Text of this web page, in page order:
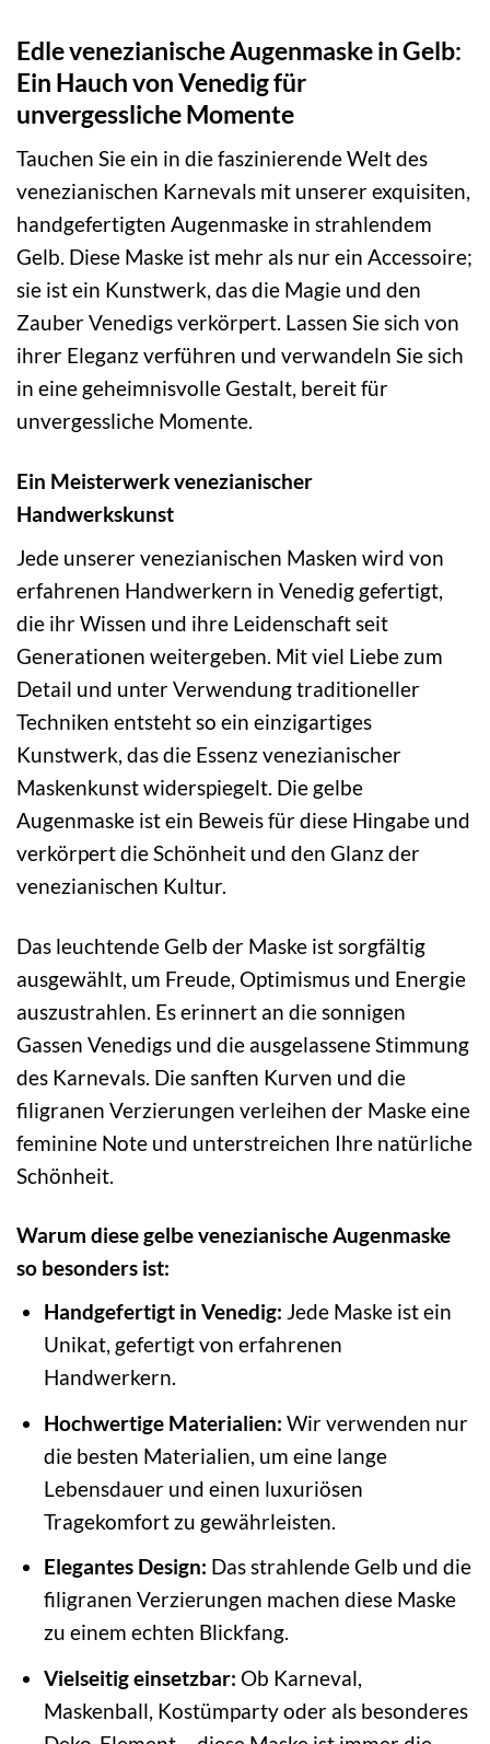
Edle venezianische Augenmaske in Gelb:
Ein Hauch von Venedig für
unvergessliche Momente
Tauchen Sie ein in die faszinierende Welt des
venezianischen Karnevals mit unserer exquisiten,
handgefertigten Augenmaske in strahlendem
Gelb. Diese Maske ist mehr als nur ein Accessoire;
sie ist ein Kunstwerk, das die Magie und den
Zauber Venedigs verkörpert. Lassen Sie sich von
ihrer Eleganz verführen und verwandeln Sie sich
in eine geheimnisvolle Gestalt, bereit für
unvergessliche Momente.
Ein Meisterwerk venezianischer
Handwerkskunst
Jede unserer venezianischen Masken wird von
erfahrenen Handwerkern in Venedig gefertigt,
die ihr Wissen und ihre Leidenschaft seit
Generationen weitergeben. Mit viel Liebe zum
Detail und unter Verwendung traditioneller
Techniken entsteht so ein einzigartiges
Kunstwerk, das die Essenz venezianischer
Maskenkunst widerspiegelt. Die gelbe
Augenmaske ist ein Beweis für diese Hingabe und
verkörpert die Schönheit und den Glanz der
venezianischen Kultur.
Das leuchtende Gelb der Maske ist sorgfältig
ausgewählt, um Freude, Optimismus und Energie
auszustrahlen. Es erinnert an die sonnigen
Gassen Venedigs und die ausgelassene Stimmung
des Karnevals. Die sanften Kurven und die
filigranen Verzierungen verleihen der Maske eine
feminine Note und unterstreichen Ihre natürliche
Schönheit.
Warum diese gelbe venezianische Augenmaske
so besonders ist:
Handgefertigt in Venedig: Jede Maske ist ein
Unikat, gefertigt von erfahrenen
Handwerkern.
Hochwertige Materialien: Wir verwenden nur
die besten Materialien, um eine lange
Lebensdauer und einen luxuriösen
Tragekomfort zu gewährleisten.
Elegantes Design: Das strahlende Gelb und die
filigranen Verzierungen machen diese Maske
zu einem echten Blickfang.
Vielseitig einsetzbar: Ob Karneval,
Maskenball, Kostümparty oder als besonderes